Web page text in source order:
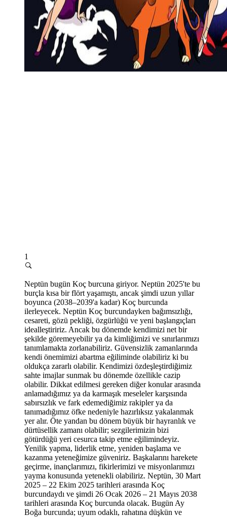
1
Neptün bugün Koç burcuna giriyor. Neptün 2025'te bu
burçla kısa bir flört yaşamıştı, ancak şimdi uzun yıllar
boyunca (2038–2039'a kadar) Koç burcunda
ilerleyecek. Neptün Koç burcundayken bağımsızlığı,
cesareti, gözü pekliği, özgürlüğü ve yeni başlangıçları
idealleştiririz. Ancak bu dönemde kendimizi net bir
şekilde göremeyebilir ya da kimliğimizi ve sınırlarımızı
tanımlamakta zorlanabiliriz. Güvensizlik zamanlarında
kendi önemimizi abartma eğiliminde olabiliriz ki bu
oldukça zararlı olabilir. Kendimizi özdeşleştirdiğimiz
sahte imajlar sunmak bu dönemde özellikle cazip
olabilir. Dikkat edilmesi gereken diğer konular arasında
anlamadığımız ya da karmaşık meseleler karşısında
sabırsızlık ve fark edemediğimiz rakipler ya da
tanımadığımız öfke nedeniyle hazırlıksız yakalanmak
yer alır. Öte yandan bu dönem büyük bir hayranlık ve
dürtüsellik zamanı olabilir; sezgilerimizin bizi
götürdüğü yeri cesurca takip etme eğilimindeyiz.
Yenilik yapma, liderlik etme, yeniden başlama ve
kazanma yeteneğimize güveniriz. Başkalarını harekete
geçirme, inançlarımızı, fikirlerimizi ve misyonlarımızı
yayma konusunda yetenekli olabiliriz. Neptün, 30 Mart
2025 – 22 Ekim 2025 tarihleri arasında Koç
burcundaydı ve şimdi 26 Ocak 2026 – 21 Mayıs 2038
tarihleri arasında Koç burcunda olacak. Bugün Ay
Boğa burcunda; uyum odaklı, rahatına düşkün ve